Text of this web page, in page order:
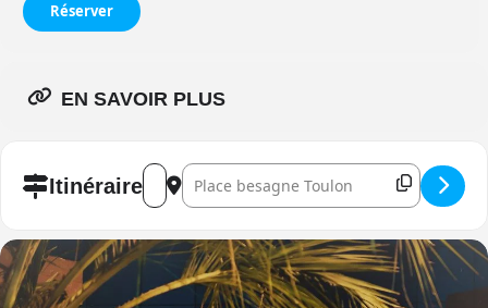
Réserver
EN SAVOIR PLUS
ItinéraireAddress - Femme de vie []
Destination Address - Femme de vie []